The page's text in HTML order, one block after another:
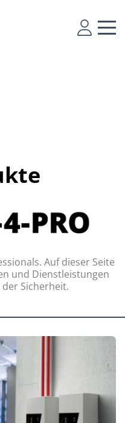
Auf dieser Seite
und Dienstleistungen
Sicherheit.